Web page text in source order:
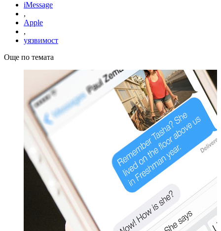
iMessage
,
Apple
,
уязвимост
Още по темата